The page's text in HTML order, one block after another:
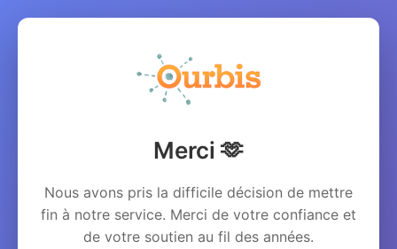
Merci 🫶
Nous avons pris la difficile décision de mettre
fin à notre service. Merci de votre confiance et
de votre soutien au fil des années.